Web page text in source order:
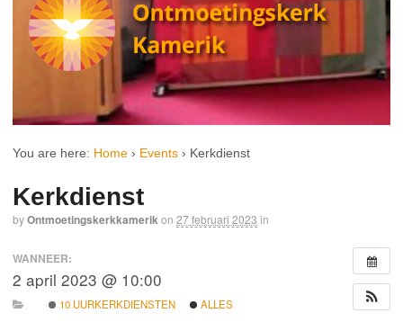
You are here: Home › Events › Kerkdienst
Kerkdienst
byOntmoetingskerkkamerikon 27 februari 2023 in
WANNEER:
2 april 2023 @ 10:00
10 UURKERKDIENSTEN ALLES